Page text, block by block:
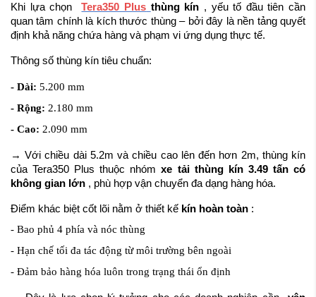
Lợi ích khi sử dụng thùng kín
Hiệu quả vận hành thực tế
Thiết Kế Thùng Kín – Tối Ưu Vận Hành
Cửa sau + cửa hông – linh hoạt bốc dỡ
Không gian thùng lớn ~5.2m
Tối ưu quy trình vận hành
Lợi ích thực tế
Góc nhìn kinh doanh
Tư vấn đúng xe, tối ưu hiệu quả ngay từ đầu
Khi lựa chọn Tera350 Plus thùng kín , yếu tố đầu tiên cần
quan tâm chính là kích thước thùng – bởi đây là nền tảng quyết
định khả năng chứa hàng và phạm vi ứng dụng thực tế.
Thông số thùng kín tiêu chuẩn:
- Dài: 5.200 mm
- Rộng: 2.180 mm
- Cao: 2.090 mm
→ Với chiều dài 5.2m và chiều cao lên đến hơn 2m, thùng kín
của Tera350 Plus thuộc nhóm xe tải thùng kín 3.49 tấn có
không gian lớn , phù hợp vận chuyển đa dạng hàng hóa.
Điểm khác biệt cốt lõi nằm ở thiết kế kín hoàn toàn :
- Bao phủ 4 phía và nóc thùng
- Hạn chế tối đa tác động từ môi trường bên ngoài
- Đảm bảo hàng hóa luôn trong trạng thái ổn định